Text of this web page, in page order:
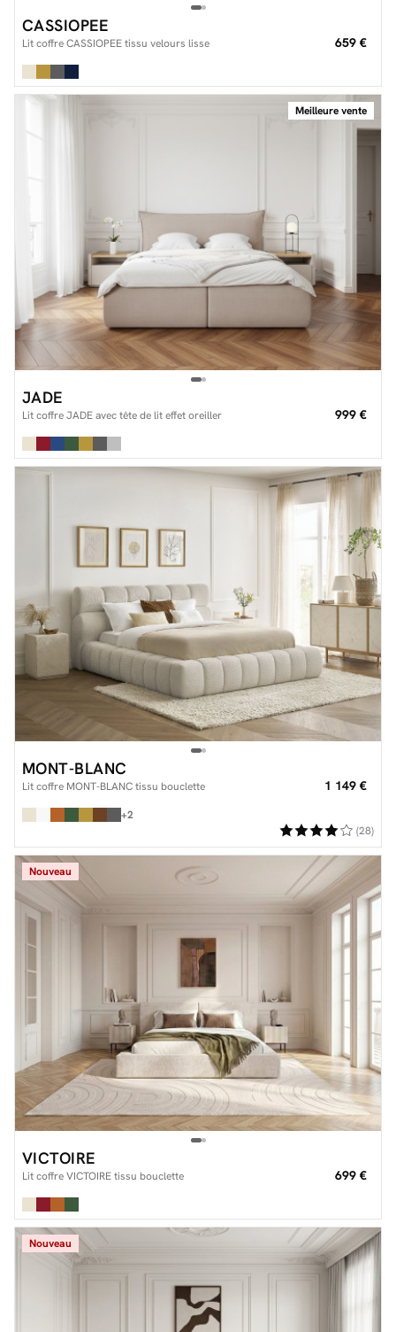
CASSIOPEE
Lit coffre CASSIOPEE tissu velours lisse 659 €
Meilleure vente
JADE
Lit coffre JADE avec tête de lit effet oreiller 999 €
MONT-BLANC
Lit coffre MONT-BLANC tissu bouclette 1 149 €
+2
(28)
Nouveau
VICTOIRE
Lit coffre VICTOIRE tissu bouclette 699 €
Nouveau